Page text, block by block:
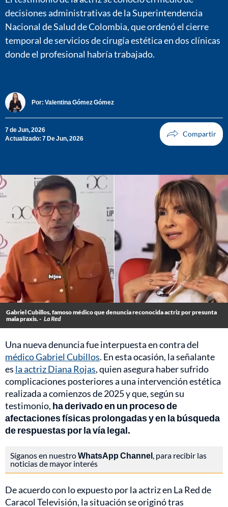
decisiones administrativas de la Superintendencia
Nacional de Salud de Colombia, que ordenó el cierre
temporal de servicios de cirugía estética en dos clínicas
donde el profesional habría trabajado.
Por: Valentina Gómez Gómez
7 de Jun, 2026
Actualizado: 7 De Jun, 2026
Gabriel Cubillos, famoso médico que denuncia reconocida actriz por presunta
mala praxis. - La Red
Una nueva denuncia fue interpuesta en contra del
médico Gabriel Cubillos. En esta ocasión, la señalante
es la actriz Diana Rojas, quien asegura haber sufrido
complicaciones posteriores a una intervención estética
realizada a comienzos de 2025 y que, según su
testimonio, ha derivado en un proceso de
afectaciones físicas prolongadas y en la búsqueda
de respuestas por la vía legal.
Síganos en nuestroWhatsApp Channel, para recibir las
noticias de mayor interés
De acuerdo con lo expuesto por la actriz en La Red de
Caracol Televisión, la situación se originó tras